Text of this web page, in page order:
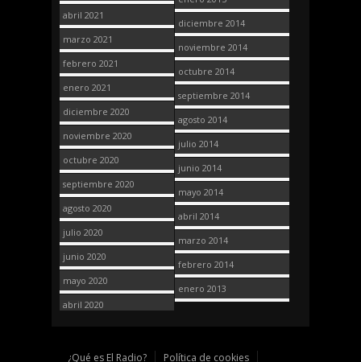
abril 2021
marzo 2021
febrero 2021
enero 2021
diciembre 2020
noviembre 2020
octubre 2020
septiembre 2020
agosto 2020
julio 2020
junio 2020
mayo 2020
abril 2020
diciembre 2014
noviembre 2014
octubre 2014
septiembre 2014
agosto 2014
julio 2014
junio 2014
mayo 2014
abril 2014
marzo 2014
febrero 2014
enero 2013
¿Qué es El Radio? Política de cookies